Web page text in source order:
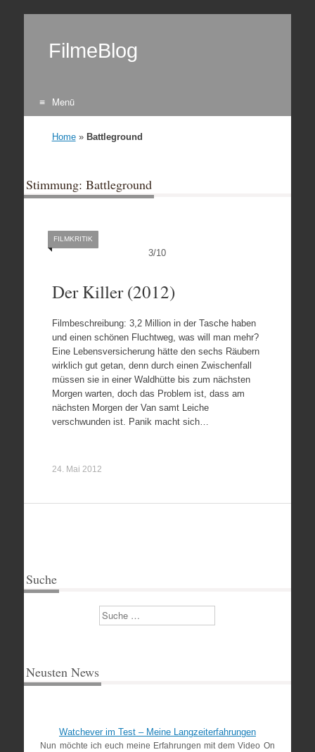
FilmeBlog
Menü
Home» Battleground
Stimmung: Battleground
3/10
FILMKRITIK
Der Killer (2012)
Filmbeschreibung: 3,2 Million in der Tasche haben
und einen schönen Fluchtweg, was will man mehr?
Eine Lebensversicherung hätte den sechs Räubern
wirklich gut getan, denn durch einen Zwischenfall
müssen sie in einer Waldhütte bis zum nächsten
Morgen warten, doch das Problem ist, dass am
nächsten Morgen der Van samt Leiche
verschwunden ist. Panik macht sich…
24. Mai 2012
Suche
Suchen
Neusten News
Watchever im Test – Meine Langzeiterfahrungen
Nun möchte ich euch meine Erfahrungen mit dem Video On